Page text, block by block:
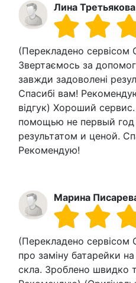
Лина Третьякова
(Перекладено сервісом
Звертаємось за
завжди задоволені
Спасибі вам!
відгук) Хороший
помощью не первый год
результатом и ценой.
Рекомендую!
Марина
(Перекладено сервісом
про заміну батарейки
скла. Зроблено швидко